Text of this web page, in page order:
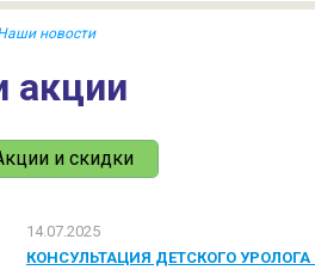
новости
акции
и скидки
14.07.2025
КОНСУЛЬТАЦИЯ ДЕТСКОГО